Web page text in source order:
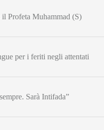
Profeta Muhammad (S)
per i feriti negli attentati
Sarà Intifada”